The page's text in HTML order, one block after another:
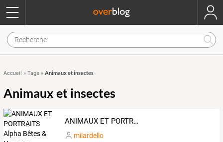
Accueil » Tags » Animaux et insectes
Animaux et insectes
ANIMAUX ET PORTRAITS Alpha Bêtes & Humour
milardello